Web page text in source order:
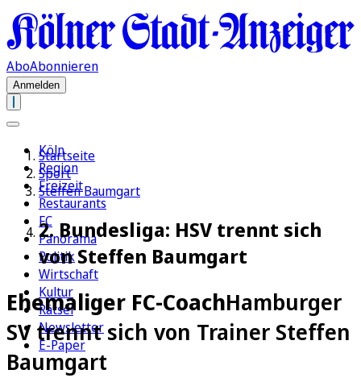
AboAbonnieren
Anmelden
Köln
Region
Freizeit
Restaurants
FC
Panorama
Politik
Wirtschaft
Kultur
Rätsel
Newsletter
E-Paper
Startseite
Sport
Steffen Baumgart
2. Bundesliga: HSV trennt sich
von Steffen Baumgart
Ehemaliger FC-CoachHamburger
SV trennt sich von Trainer Steffen
Baumgart